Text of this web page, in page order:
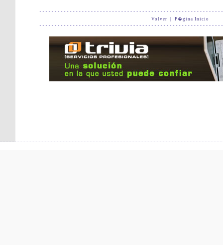
Volver P�gina Inicio